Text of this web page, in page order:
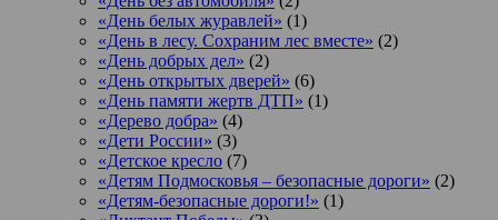
«День белых журавлей» (1)
«День в лесу. Сохраним лес вместе» (2)
«День добрых дел» (2)
«День открытых дверей» (6)
«День памяти жертв ДТП» (1)
«Дерево добра» (4)
«Дети России» (3)
«Детское кресло (7)
«Детям Подмосковья – безопасные дороги» (2)
«Детям-безопасные дороги!» (1)